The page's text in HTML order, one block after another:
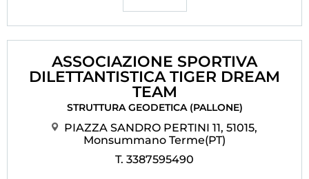
ASSOCIAZIONE SPORTIVA
DILETTANTISTICA TIGER DREAM
TEAM
STRUTTURA GEODETICA (PALLONE)
PIAZZA SANDRO PERTINI 11, 51015,
Monsummano Terme(PT)
T. 3387595490